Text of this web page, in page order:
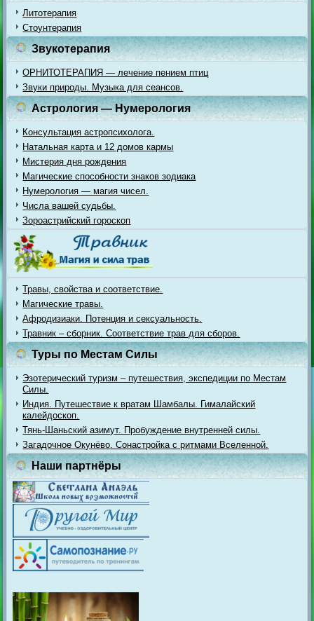
Литотерапия
Стоунтерапия
Звукотерапия
ОРНИТОТЕРАПИЯ — лечение пением птиц
Звуки природы. Музыка для сеансов.
Астрология — Нумерология
Консультация астропсихолога.
Натальная карта и 12 домов кармы
Мистерия дня рождения
Магические способности знаков зодиака
Нумерология — магия чисел.
Числа вашей судьбы.
Зороастрийский гороскоп
Травы, свойства и соответствие.
Магические травы.
Афродизиаки. Потенция и сексуальность.
Травник – сборник. Соответствие трав для сборов.
Туры по Местам Силы
Эзотерический туризм – путешествия, экспедиции по Местам
Силы.
Индия. Путешествие к вратам Шамбалы. Гималайский
калейдоскоп.
Тянь-Шаньский азимут. Пробуждение внутренней силы.
Загадочное Окунёво. Сонастройка с ритмами Вселенной.
Наши партнёры